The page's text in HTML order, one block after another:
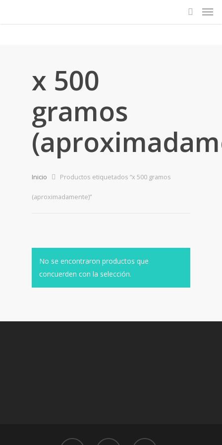
x 500
gramos
Inicio Productos etiquetados “x 500 gramos
(aproximadamente)”
No se encontraron productos que
concuerden con la selección.